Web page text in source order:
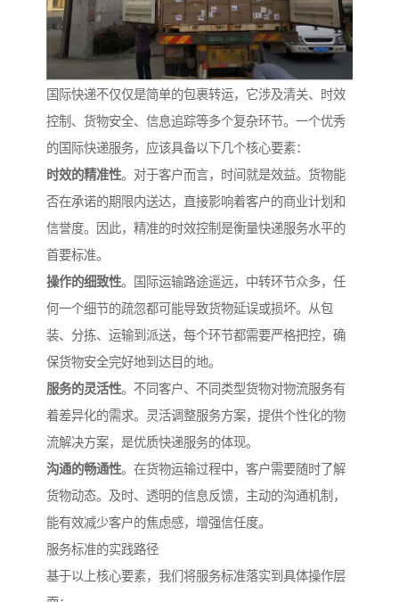
国际快递不仅仅是简单的包裹转运，它涉及清关、时效
控制、货物安全、信息追踪等多个复杂环节。一个优秀
的国际快递服务，应该具备以下几个核心要素：
时效的精准性。对于客户而言，时间就是效益。货物能
否在承诺的期限内送达，直接影响着客户的商业计划和
信誉度。因此，精准的时效控制是衡量快递服务水平的
首要标准。
操作的细致性。国际运输路途遥远，中转环节众多，任
何一个细节的疏忽都可能导致货物延误或损坏。从包
装、分拣、运输到派送，每个环节都需要严格把控，确
保货物安全完好地到达目的地。
服务的灵活性。不同客户、不同类型货物对物流服务有
着差异化的需求。灵活调整服务方案，提供个性化的物
流解决方案，是优质快递服务的体现。
沟通的畅通性。在货物运输过程中，客户需要随时了解
货物动态。及时、透明的信息反馈，主动的沟通机制，
能有效减少客户的焦虑感，增强信任度。
服务标准的实践路径
基于以上核心要素，我们将服务标准落实到具体操作层